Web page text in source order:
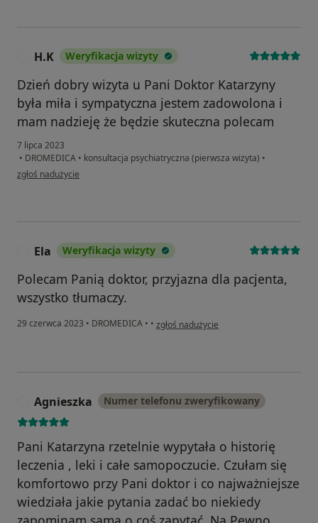
H.K Weryfikacja wizyty
Dzień dobry wizyta u Pani Doktor Katarzyny
była miła i sympatyczna jestem zadowolona i
mam nadzieję że będzie skuteczna polecam
7 lipca 2023
• DROMEDICA • konsultacja psychiatryczna (pierwsza wizyta) •
w opinii użytkownika H.K
zgłoś nadużycie
Ela Weryfikacja wizyty
Polecam Panią doktor, przyjazna dla pacjenta,
wszystko tłumaczy.
29 czerwca 2023 • DROMEDICA • • w opinii użytkownika Ela
zgłoś nadużycie
Agnieszka Numer telefonu zweryfikowany
Pani Katarzyna rzetelnie wypytała o historię
leczenia , leki i całe samopoczucie. Czułam się
komfortowo przy Pani doktor i co najważniejsze
wiedziała jakie pytania zadać bo niekiedy